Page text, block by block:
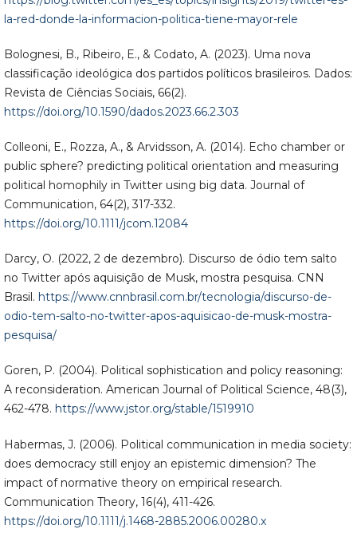
la-red-donde-la-informacion-politica-tiene-mayor-rele
Bolognesi, B., Ribeiro, E., & Codato, A. (2023). Uma nova
classificação ideológica dos partidos políticos brasileiros. Dados:
Revista de Ciências Sociais, 66(2).
https://doi.org/10.1590/dados.2023.66.2.303
Colleoni, E., Rozza, A., & Arvidsson, A. (2014). Echo chamber or
public sphere? predicting political orientation and measuring
political homophily in Twitter using big data. Journal of
Communication, 64(2), 317-332.
https://doi.org/10.1111/jcom.12084
Darcy, O. (2022, 2 de dezembro). Discurso de ódio tem salto
no Twitter após aquisição de Musk, mostra pesquisa. CNN
Brasil. https://www.cnnbrasil.com.br/tecnologia/discurso-de-
odio-tem-salto-no-twitter-apos-aquisicao-de-musk-mostra-
pesquisa/
Goren, P. (2004). Political sophistication and policy reasoning:
A reconsideration. American Journal of Political Science, 48(3),
462-478. https://www.jstor.org/stable/1519910
Habermas, J. (2006). Political communication in media society:
does democracy still enjoy an epistemic dimension? The
impact of normative theory on empirical research.
Communication Theory, 16(4), 411-426.
https://doi.org/10.1111/j.1468-2885.2006.00280.x